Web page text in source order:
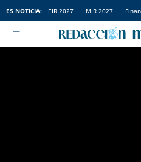
ES NOTICIA: EIR 2027 MIR 2027